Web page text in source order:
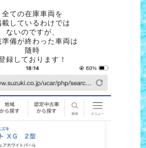
全ての在庫車両を
載しているわけでは
ないのですが、
準備が終わった車両は
随時
録しております！